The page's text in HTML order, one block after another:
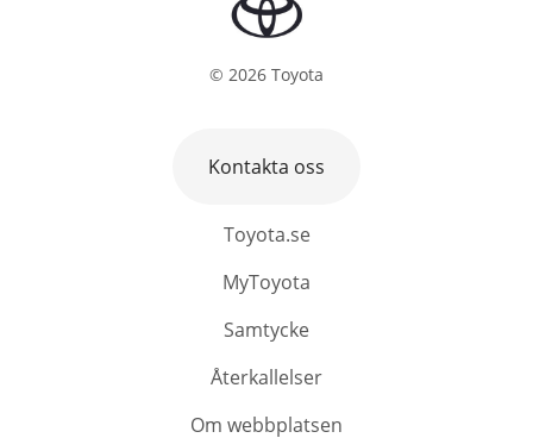
© 2026 Toyota
Toyota.se
MyToyota
Samtycke
Återkallelser
Om webbplatsen
Kontakta oss